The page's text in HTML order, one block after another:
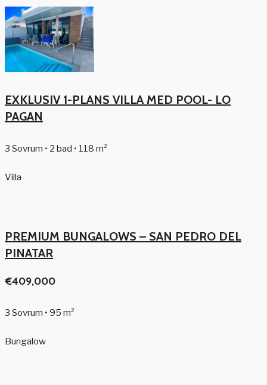
EXKLUSIV 1-PLANS VILLA MED POOL- LO
PAGAN
3 Sovrum • 2 bad • 118 m²
Villa
PREMIUM BUNGALOWS – SAN PEDRO DEL
PINATAR
€409,000
3 Sovrum • 95 m²
Bungalow